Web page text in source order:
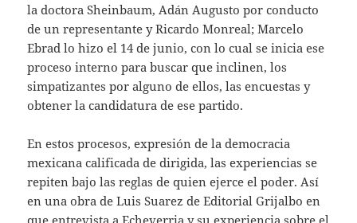
la doctora Sheinbaum, Adán Augusto por conducto
de un representante y Ricardo Monreal; Marcelo
Ebrad lo hizo el 14 de junio, con lo cual se inicia ese
proceso interno para buscar que inclinen, los
simpatizantes por alguno de ellos, las encuestas y
obtener la candidatura de ese partido.
En estos procesos, expresión de la democracia
mexicana calificada de dirigida, las experiencias se
repiten bajo las reglas de quien ejerce el poder. Así
en una obra de Luis Suarez de Editorial Grijalbo en
que entrevista a Echeverria y su experiencia sobre el